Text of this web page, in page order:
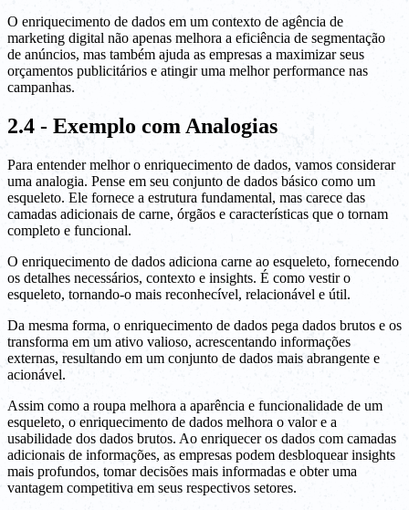
O enriquecimento de dados em um contexto de agência de
marketing digital não apenas melhora a eficiência de segmentação
de anúncios, mas também ajuda as empresas a maximizar seus
orçamentos publicitários e atingir uma melhor performance nas
campanhas.
2.4 - Exemplo com Analogias
Para entender melhor o enriquecimento de dados, vamos considerar
uma analogia. Pense em seu conjunto de dados básico como um
esqueleto. Ele fornece a estrutura fundamental, mas carece das
camadas adicionais de carne, órgãos e características que o tornam
completo e funcional.
O enriquecimento de dados adiciona carne ao esqueleto, fornecendo
os detalhes necessários, contexto e insights. É como vestir o
esqueleto, tornando-o mais reconhecível, relacionável e útil.
Da mesma forma, o enriquecimento de dados pega dados brutos e os
transforma em um ativo valioso, acrescentando informações
externas, resultando em um conjunto de dados mais abrangente e
acionável.
Assim como a roupa melhora a aparência e funcionalidade de um
esqueleto, o enriquecimento de dados melhora o valor e a
usabilidade dos dados brutos. Ao enriquecer os dados com camadas
adicionais de informações, as empresas podem desbloquear insights
mais profundos, tomar decisões mais informadas e obter uma
vantagem competitiva em seus respectivos setores.